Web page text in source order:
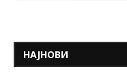
НАЈНОВИ